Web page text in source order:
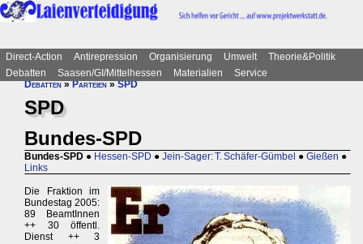
Direct-Action Antirepression Organisierung Umwelt
Theorie&Politik
Debatten
Saasen/GI/Mittelhessen Materialien
Service
Debatten»Parteien»SPD
SPD
Bundes-SPD
Bundes-SPD ● Hessen-SPD ● Jein-Sager: T. Schäfer-Gümbel ● Gießen ●
Links
Die Fraktion im
Bundestag 2005:
89 BeamtInnen
++ 30 öffentl.
Dienst ++ 3